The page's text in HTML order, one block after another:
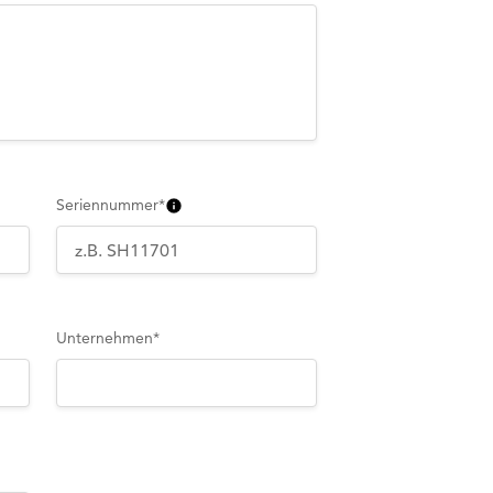
Seriennummer*
Unternehmen*